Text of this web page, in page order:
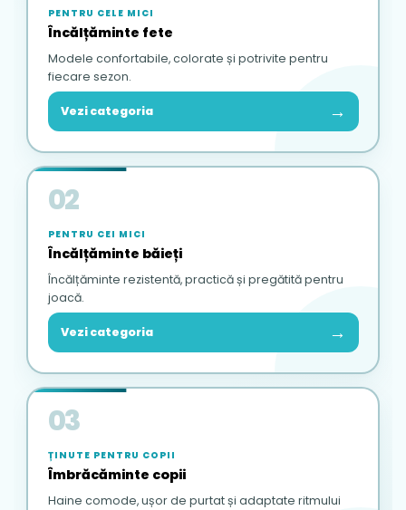
PENTRU CELE MICI
Încălțăminte fete
Modele confortabile, colorate și potrivite pentru
fiecare sezon.
Vezi categoria →
02
PENTRU CEI MICI
Încălțăminte băieți
Încălțăminte rezistentă, practică și pregătită pentru
joacă.
Vezi categoria →
03
ȚINUTE PENTRU COPII
Îmbrăcăminte copii
Haine comode, ușor de purtat și adaptate ritmului